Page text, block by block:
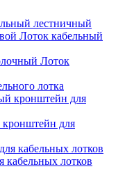
лестничный
Лоток кабельный
Лоток
лотка
для
лотков